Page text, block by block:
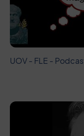
UOV - FLE -